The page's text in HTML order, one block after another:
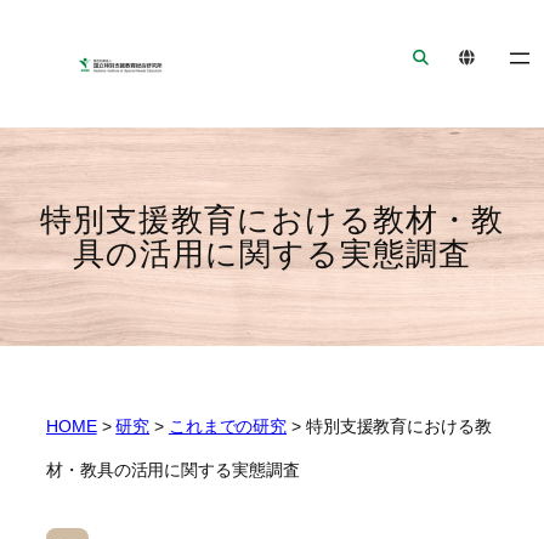
シ
ジ
ャ
ン
へ
ジ
へ
プ
特別支援教育における教材・教
具の活用に関する実態調査
HOME>研究 > これまでの研究 > 特別支援教育における教
材・教具の活用に関する実態調査